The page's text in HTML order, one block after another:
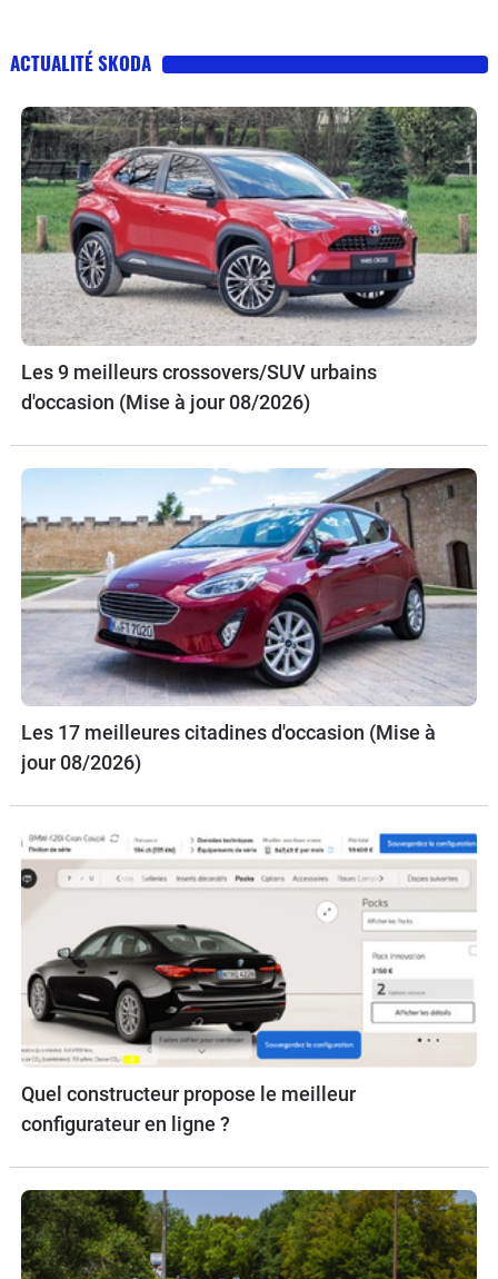
ACTUALITÉ SKODA
Les 9 meilleurs crossovers/SUV urbains
d'occasion (Mise à jour 08/2026)
Les 17 meilleures citadines d'occasion (Mise à
jour 08/2026)
Quel constructeur propose le meilleur
configurateur en ligne ?